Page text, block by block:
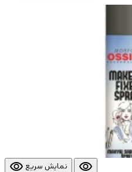
visibility نمایش سریع visibility